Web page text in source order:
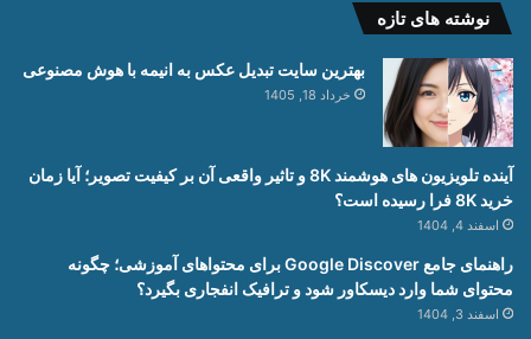
نوشته های تازه
بهترین سایت تبدیل عکس به انیمه با هوش مصنوعی
خرداد 18, 1405
آینده تلویزیون های هوشمند 8K و تاثیر واقعی آن بر کیفیت تصویر؛ آیا زمان
خرید 8K فرا رسیده است؟
اسفند 4, 1404
راهنمای جامع Google Discover برای محتواهای آموزشی؛ چگونه
محتوای شما وارد دیسکاور شود و ترافیک انفجاری بگیرد؟
اسفند 3, 1404